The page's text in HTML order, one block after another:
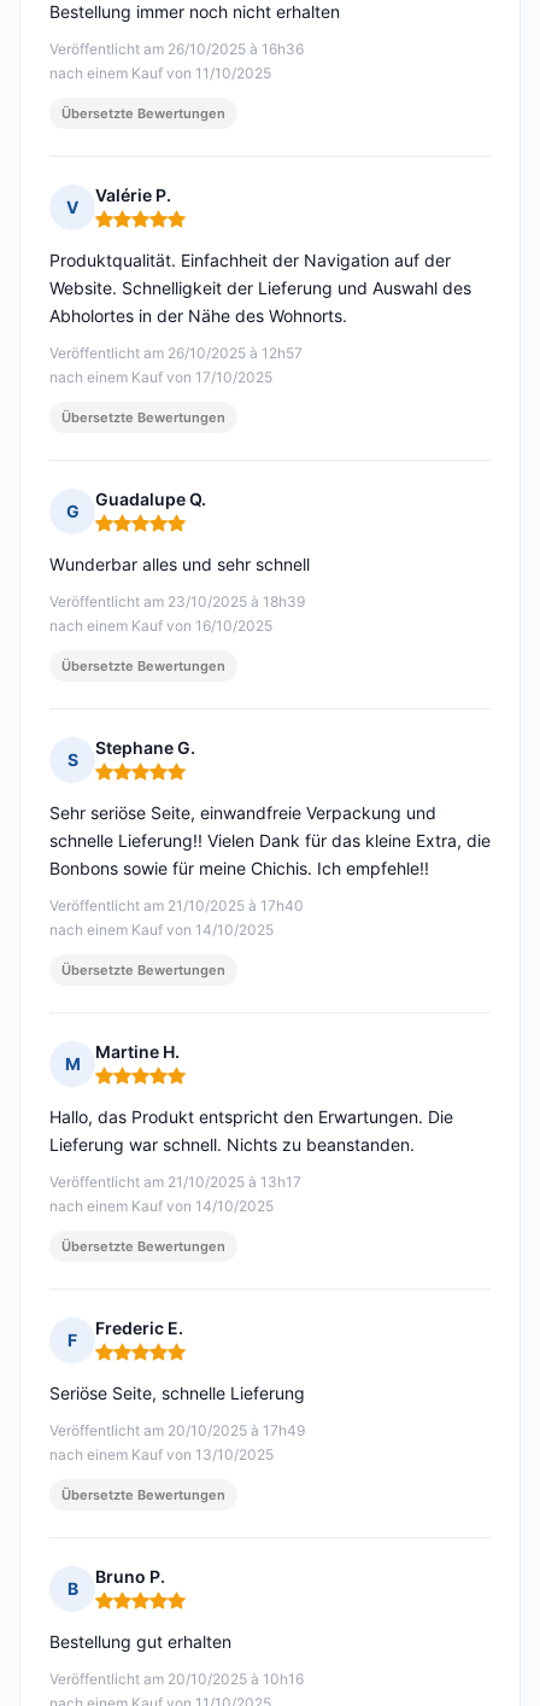
Veröffentlicht am 26/10/2025 à 16h36
nach einem Kauf von 11/10/2025
Bestellung immer noch nicht erhalten
Übersetzte Bewertungen
V
Valérie P.
Hinweis: 5 von 5
Veröffentlicht am 26/10/2025 à 12h57
nach einem Kauf von 17/10/2025
Produktqualität. Einfachheit der Navigation auf der
Website. Schnelligkeit der Lieferung und Auswahl des
Abholortes in der Nähe des Wohnorts.
Übersetzte Bewertungen
G
Guadalupe Q.
Hinweis: 5 von 5
Veröffentlicht am 23/10/2025 à 18h39
nach einem Kauf von 16/10/2025
Wunderbar alles und sehr schnell
Übersetzte Bewertungen
S
Stephane G.
Hinweis: 5 von 5
Veröffentlicht am 21/10/2025 à 17h40
nach einem Kauf von 14/10/2025
Sehr seriöse Seite, einwandfreie Verpackung und
schnelle Lieferung!! Vielen Dank für das kleine Extra, die
Bonbons sowie für meine Chichis. Ich empfehle!!
Übersetzte Bewertungen
M
Martine H.
Hinweis: 5 von 5
Veröffentlicht am 21/10/2025 à 13h17
nach einem Kauf von 14/10/2025
Hallo, das Produkt entspricht den Erwartungen. Die
Lieferung war schnell. Nichts zu beanstanden.
Übersetzte Bewertungen
F
Frederic E.
Hinweis: 5 von 5
Veröffentlicht am 20/10/2025 à 17h49
nach einem Kauf von 13/10/2025
Seriöse Seite, schnelle Lieferung
Übersetzte Bewertungen
B
Bruno P.
Hinweis: 5 von 5
Veröffentlicht am 20/10/2025 à 10h16
Bestellung gut erhalten